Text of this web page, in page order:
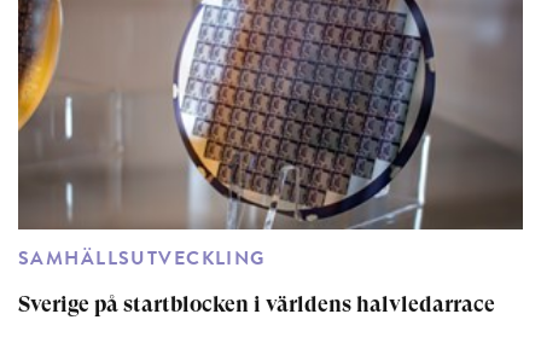
SAMHÄLLSUTVECKLING
Sverige på startblocken i världens halvledarrace